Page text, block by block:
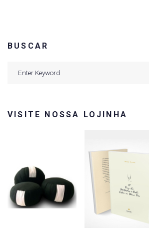
BUSCAR
VISITE NOSSA LOJINHA